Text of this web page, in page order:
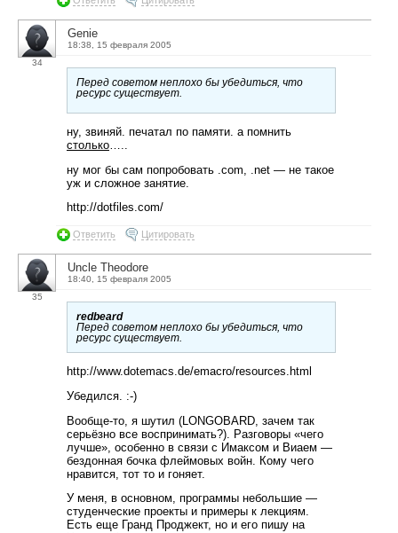
34
Genie
18:38, 15 февраля 2005
Перед советом неплохо бы убедиться, что
ресурс существует.
ну, звиняй. печатал по памяти. а помнить
столько
ну мог бы сам попробовать .com, .net — не такое
уж и сложное занятие.
http://dotfiles.com/
Ответить Цитировать
35
Uncle Theodore
18:40, 15 февраля 2005
redbeard
Перед советом неплохо бы убедиться, что
ресурс существует.
http://www.dotemacs.de/emacro/resources.html
Убедился. :-)
Вообще-то, я шутил (LONGOBARD, зачем так
серьёзно все воспринимать?). Разговоры «чего
лучше», особенно в связи с Имаксом и Виаем —
бездонная бочка флеймовых войн. Кому чего
нравится, тот то и гоняет.
У меня, в основном, программы небольшие —
студенческие проекты и примеры к лекциям.
Есть еще Гранд Проджект, но и его пишу на